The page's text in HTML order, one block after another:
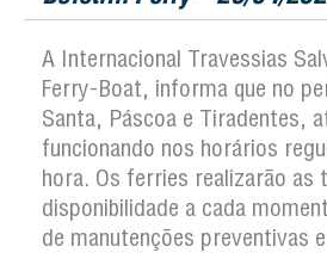
A Internacional Travessias
Ferry-Boat, informa que no
Santa, Páscoa e Tiradentes,
funcionando nos horários
hora. Os ferries realizarão as
disponibilidade a cada
de manutenções preventivas